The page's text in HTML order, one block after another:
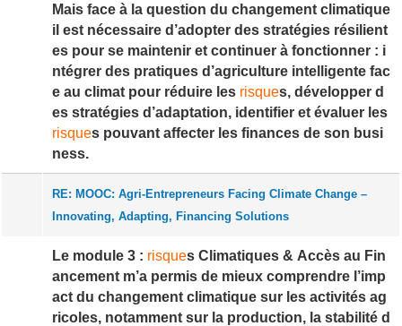
Mais face à la question du changement climatique
il est nécessaire d’adopter des stratégies résilient
es pour se maintenir et continuer à fonctionner : i
ntégrer des pratiques d’agriculture intelligente fac
e au climat pour réduire les risques, développer d
es stratégies d’adaptation, identifier et évaluer les
risques pouvant affecter les finances de son busi
ness.
RE: MOOC: Agri-Entrepreneurs Facing Climate Change –
Innovating, Adapting, Financing Solutions
Le module 3 : risques Climatiques & Accès au Fin
ancement m’a permis de mieux comprendre l’imp
act du changement climatique sur les activités ag
ricoles, notamment sur la production, la stabilité d